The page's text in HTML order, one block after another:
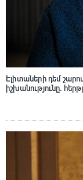
Էլիտաների դեմ
իշխանությունը.